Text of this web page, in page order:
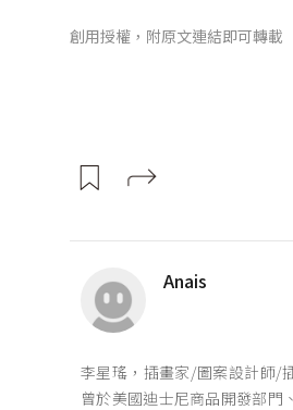
創用授權，附原文連結即可轉載
Anais
李星瑤，插畫家/圖案設計師/
曾於美國迪士尼商品開發部門